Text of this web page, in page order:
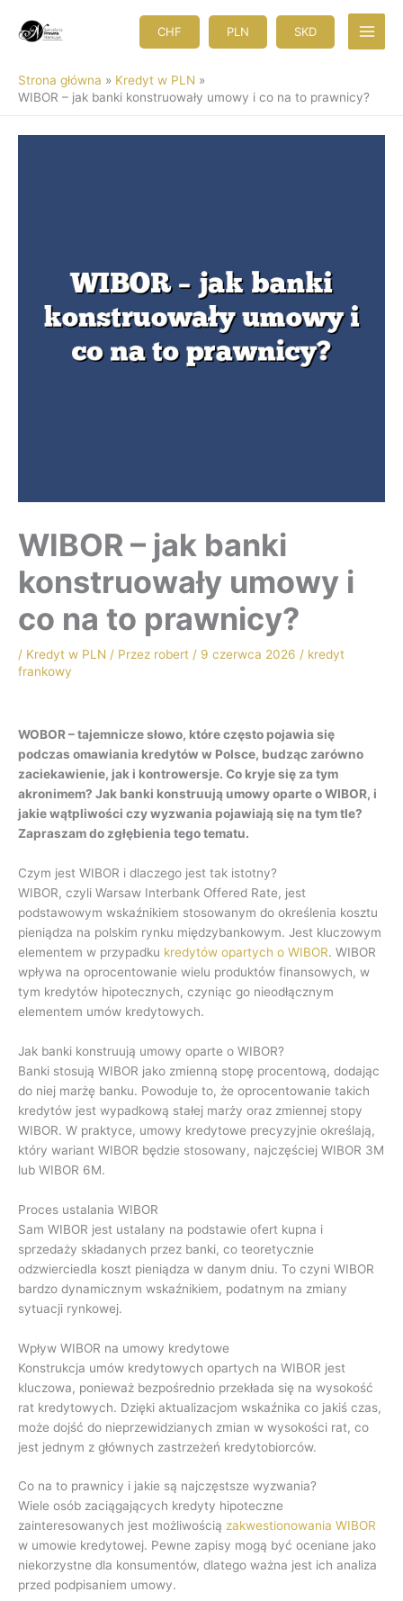
CHF PLN SKD
Strona główna
Kredyt w PLN
WIBOR – jak banki konstruowały umowy i co na to prawnicy?
WIBOR – jak banki
konstruowały umowy i
co na to prawnicy?
/ Kredyt w PLN / Przez robert / 9 czerwca 2026 / kredyt
frankowy
WOBOR – tajemnicze słowo, które często pojawia się
podczas omawiania kredytów w Polsce, budząc zarówno
zaciekawienie, jak i kontrowersje. Co kryje się za tym
akronimem? Jak banki konstruują umowy oparte o WIBOR, i
jakie wątpliwości czy wyzwania pojawiają się na tym tle?
Zapraszam do zgłębienia tego tematu.
Czym jest WIBOR i dlaczego jest tak istotny?
WIBOR, czyli Warsaw Interbank Offered Rate, jest
podstawowym wskaźnikiem stosowanym do określenia kosztu
pieniądza na polskim rynku międzybankowym. Jest kluczowym
elementem w przypadku kredytów opartych o WIBOR. WIBOR
wpływa na oprocentowanie wielu produktów finansowych, w
tym kredytów hipotecznych, czyniąc go nieodłącznym
elementem umów kredytowych.
Jak banki konstruują umowy oparte o WIBOR?
Banki stosują WIBOR jako zmienną stopę procentową, dodając
do niej marżę banku. Powoduje to, że oprocentowanie takich
kredytów jest wypadkową stałej marży oraz zmiennej stopy
WIBOR. W praktyce, umowy kredytowe precyzyjnie określają,
który wariant WIBOR będzie stosowany, najczęściej WIBOR 3M
lub WIBOR 6M.
Proces ustalania WIBOR
Sam WIBOR jest ustalany na podstawie ofert kupna i
sprzedaży składanych przez banki, co teoretycznie
odzwierciedla koszt pieniądza w danym dniu. To czyni WIBOR
bardzo dynamicznym wskaźnikiem, podatnym na zmiany
sytuacji rynkowej.
Wpływ WIBOR na umowy kredytowe
Konstrukcja umów kredytowych opartych na WIBOR jest
kluczowa, ponieważ bezpośrednio przekłada się na wysokość
rat kredytowych. Dzięki aktualizacjom wskaźnika co jakiś czas,
może dojść do nieprzewidzianych zmian w wysokości rat, co
jest jednym z głównych zastrzeżeń kredytobiorców.
Co na to prawnicy i jakie są najczęstsze wyzwania?
Wiele osób zaciągających kredyty hipoteczne
zainteresowanych jest możliwością zakwestionowania WIBOR
w umowie kredytowej. Pewne zapisy mogą być oceniane jako
niekorzystne dla konsumentów, dlatego ważna jest ich analiza
przed podpisaniem umowy.